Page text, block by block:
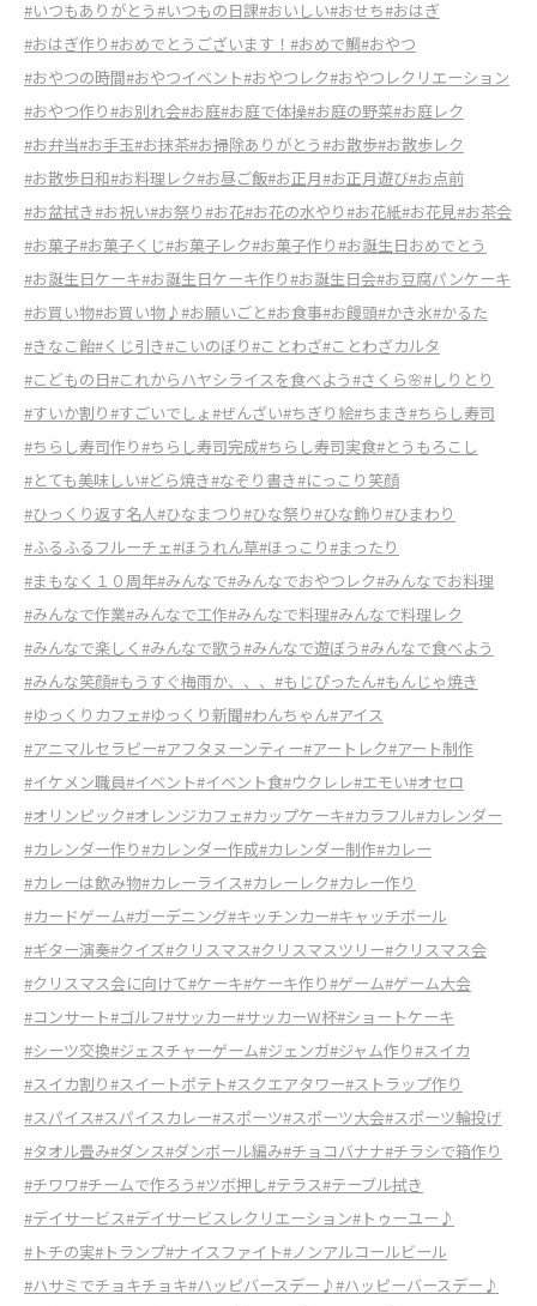
#いつもありがとう#いつもの日課#おいしい#おせち#おはぎ
#おはぎ作り#おめでとうございます！ #おめで鯛#おやつ
#おやつの時間#おやつイベント#おやつレク#おやつレクリエーション
#おやつ作り#お別れ会#お庭#お庭で体操#お庭の野菜#お庭レク
#お弁当#お手玉#お抹茶#お掃除ありがとう#お散歩#お散歩レク
#お散歩日和#お料理レク#お昼ご飯#お正月#お正月遊び#お点前
#お盆拭き#お祝い#お祭り#お花#お花の水やり#お花紙#お花見#お茶会
#お菓子#お菓子くじ#お菓子レク#お菓子作り#お誕生日おめでとう
#お誕生日ケーキ#お誕生日ケーキ作り#お誕生日会#お豆腐パンケーキ
#お買い物#お買い物♪#お願いごと#お食事#お饅頭#かき氷#かるた
#きなこ飴#くじ引き#こいのぼり#ことわざ#ことわざカルタ
#こどもの日#これからハヤシライスを食べよう#さくら🌸#しりとり
#すいか割り#すごいでしょ#ぜんざい#ちぎり絵#ちまき#ちらし寿司
#ちらし寿司作り#ちらし寿司完成#ちらし寿司実食#とうもろこし
#とても美味しい#どら焼き#なぞり書き#にっこり笑顔
#ひっくり返す名人#ひなまつり#ひな祭り#ひな飾り#ひまわり
#ふるふるフルーチェ#ほうれん草#ほっこり#まったり
#まもなく１０周年#みんなで#みんなでおやつレク#みんなでお料理
#みんなで作業#みんなで工作#みんなで料理#みんなで料理レク
#みんなで楽しく #みんなで歌う#みんなで遊ぼう#みんなで食べよう
#みんな笑顔#もうすぐ梅雨か、、、 #もじぴったん#もんじゃ焼き
#ゆっくりカフェ#ゆっくり新聞#わんちゃん#アイス
#アニマルセラピー#アフタヌーンティー#アートレク#アート制作
#イケメン職員#イベント#イベント食#ウクレレ#エモい#オセロ
#オリンピック#オレンジカフェ#カップケーキ#カラフル#カレンダー
#カレンダー作り#カレンダー作成#カレンダー制作#カレー
#カレーは飲み物#カレーライス#カレーレク#カレー作り
#カードゲーム#ガーデニング#キッチンカー#キャッチボール
#ギター演奏#クイズ#クリスマス#クリスマスツリー#クリスマス会
#クリスマス会に向けて#ケーキ#ケーキ作り#ゲーム#ゲーム大会
#コンサート#ゴルフ#サッカー#サッカーW杯#ショートケーキ
#シーツ交換#ジェスチャーゲーム#ジェンガ#ジャム作り#スイカ
#スイカ割り#スイートポテト#スクエアタワー#ストラップ作り
#スパイス#スパイスカレー#スポーツ#スポーツ大会#スポーツ輪投げ
#タオル畳み#ダンス#ダンボール編み#チョコバナナ#チラシで箱作り
#チワワ#チームで作ろう#ツボ押し#テラス#テーブル拭き
#デイサービス#デイサービスレクリエーション#トゥーユー♪
#トチの実#トランプ#ナイスファイト#ノンアルコールビール
#ハサミでチョキチョキ#ハッピバースデー♪#ハッピーバースデー♪